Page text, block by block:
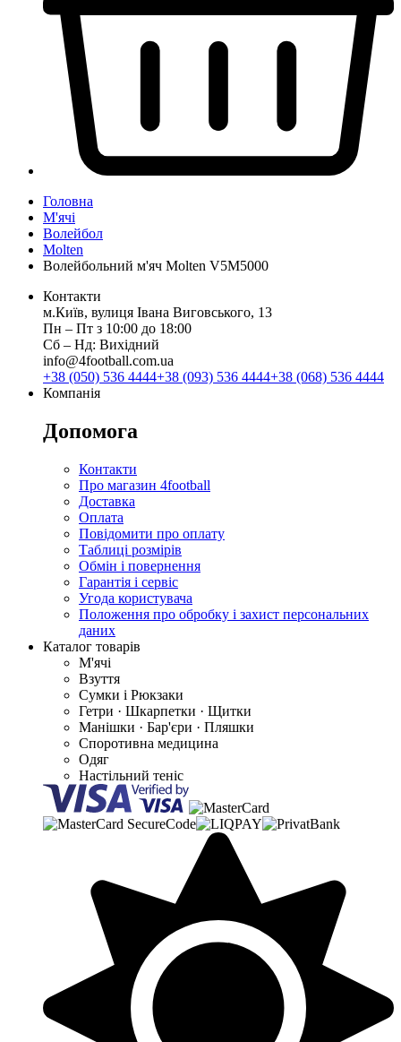
Головна
М'ячі
Волейбол
Molten
Волейбольний м'яч Molten V5M5000
Контакти
м.Київ, вулиця Івана Виговського, 13
Пн ‒ Пт з 10:00 до 18:00
Сб ‒ Нд: Вихідний
info@4football.com.ua
+38 (050) 536 4444+38 (093) 536 4444+38 (068) 536 4444
Компанія
Допомога
Контакти
Про магазин 4football
Доставка
Оплата
Повідомити про оплату
Таблиці розмірів
Обмін і повернення
Гарантія і сервіс
Угода користувача
Положення про обробку і захист персональних
даних
Каталог товарів
М'ячі
Взуття
Сумки і Рюкзаки
Гетри · Шкарпетки · Щитки
Манішки · Бар'єри · Пляшки
Споротивна медицина
Одяг
Настільний теніс